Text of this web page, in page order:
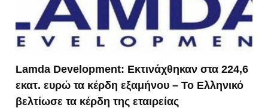
Lamda Development: Εκτινάχθηκαν στα 224,6
εκατ. ευρώ τα κέρδη εξαμήνου – Το Ελληνικό
βελτίωσε τα κέρδη της εταιρείας